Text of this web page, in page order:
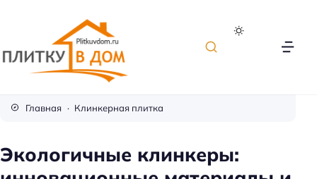
к
а
Главная Клинкерная плитка
Экологичные клинкеры: